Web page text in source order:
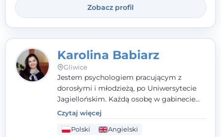
Zobacz profil
Karolina Babiarz
Gliwice
Jestem psychologiem pracującym z
dorosłymi i młodzieżą, po Uniwersytecie
Jagiellońskim. Każdą osobę w gabinecie
traktuję jak osobną historię, którą poznaję,
budując relację opartą na zaufaniu i
empatii. Przyjmuję w Poradni Teraply.pl w
Czytaj więcej
Polski Angielski